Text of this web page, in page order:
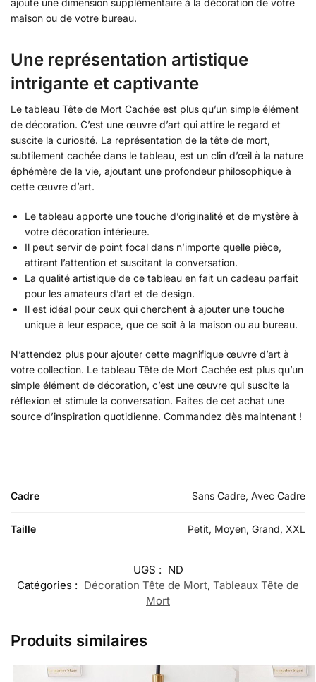
ajoute une dimension supplémentaire à la décoration de votre
maison ou de votre bureau.
Une représentation artistique
intrigante et captivante
Le tableau Tête de Mort Cachée est plus qu’un simple élément
de décoration. C’est une œuvre d’art qui attire le regard et
suscite la curiosité. La représentation de la tête de mort,
subtilement cachée dans le tableau, est un clin d’œil à la nature
éphémère de la vie, ajoutant une profondeur philosophique à
cette œuvre d’art.
Le tableau apporte une touche d’originalité et de mystère à
votre décoration intérieure.
Il peut servir de point focal dans n’importe quelle pièce,
attirant l’attention et suscitant la conversation.
La qualité artistique de ce tableau en fait un cadeau parfait
pour les amateurs d’art et de design.
Il est idéal pour ceux qui cherchent à ajouter une touche
unique à leur espace, que ce soit à la maison ou au bureau.
N’attendez plus pour ajouter cette magnifique œuvre d’art à
votre collection. Le tableau Tête de Mort Cachée est plus qu’un
simple élément de décoration, c’est une œuvre qui suscite la
réflexion et stimule la conversation. Faites de cet achat une
source d’inspiration quotidienne. Commandez dès maintenant !
Cadre Sans Cadre, Avec Cadre
Taille Petit, Moyen, Grand, XXL
UGS : ND
Catégories : Décoration Tête de Mort, Tableaux Tête de
Mort
Produits similaires